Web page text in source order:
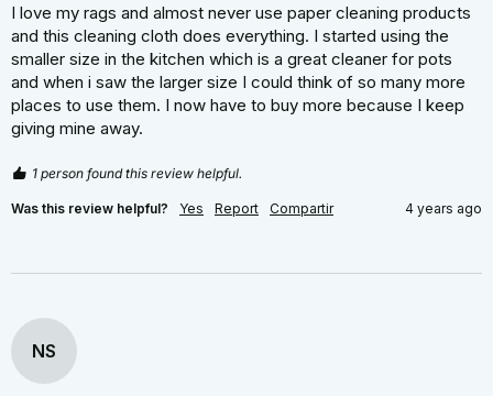
I love my rags and almost never use paper cleaning products
and this cleaning cloth does everything. I started using the
smaller size in the kitchen which is a great cleaner for pots
and when i saw the larger size I could think of so many more
places to use them. I now have to buy more because I keep
giving mine away.
1 person found this review helpful.
Was this review helpful? Yes Report Compartir 4 years ago
NS